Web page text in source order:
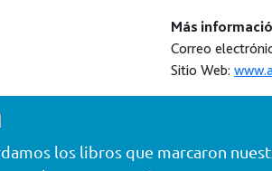
Más
Correo
Sitio Web:
los libros que marcaron